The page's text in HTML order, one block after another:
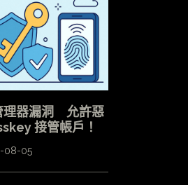
理器漏洞 允許惡
接管帳戶！
08-05